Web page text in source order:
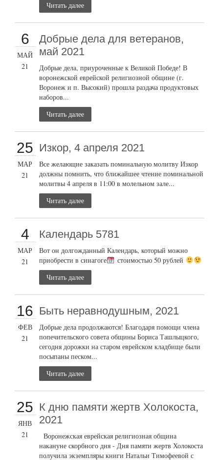
Читать далее
6
МАЙ
21
Добрые дела для ветеранов,
май 2021
Добрые дела, приуроченные к Великой Победе! В
воронежской еврейской религиозной общине (г.
Воронеж и п. Высокий) прошла раздача продуктовых
наборов...
Читать далее
25
МАР
21
Изкор, 4 апреля 2021
Все желающие заказать поминальную молитву Изкор
должны помнить, что ближайшее чтение поминальной
молитвы 4 апреля в 11:00 в молельном зале...
Читать далее
4
МАР
21
Календарь 5781
Вот он долгожданный Календарь, который можно
приобрести в синагоге
стоимостью 50 рублей
Читать далее
16
ФЕВ
21
Быть неравнодушным, 2021
Добрые дела продолжаются! Благодаря помощи члена
попечительского совета общины Бориса Ташлыцкого,
сегодня дорожки на старом еврейском кладбище были
посыпаны песком...
Читать далее
25
ЯНВ
21
К дню памяти жертв Холокоста,
2021
Воронежская еврейская религиозная община
накануне скорбного дня - Дня памяти жертв Холокоста
получила экземпляры книги Натальи Тимофеевой с